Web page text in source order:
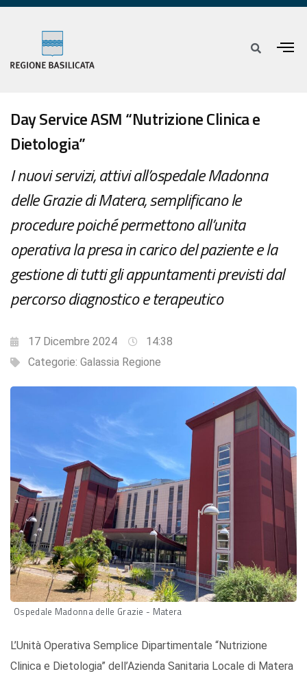
Day Service ASM “Nutrizione Clinica e
Dietologia”
I nuovi servizi, attivi all’ospedale Madonna
delle Grazie di Matera, semplificano le
procedure poiché permettono all’unita
operativa la presa in carico del paziente e la
gestione di tutti gli appuntamenti previsti dal
percorso diagnostico e terapeutico
17 Dicembre 2024
14:38
Categorie: Galassia Regione
Ospedale Madonna delle Grazie - Matera
L’Unità Operativa Semplice Dipartimentale “Nutrizione
Clinica e Dietologia” dell’Azienda Sanitaria Locale di Matera